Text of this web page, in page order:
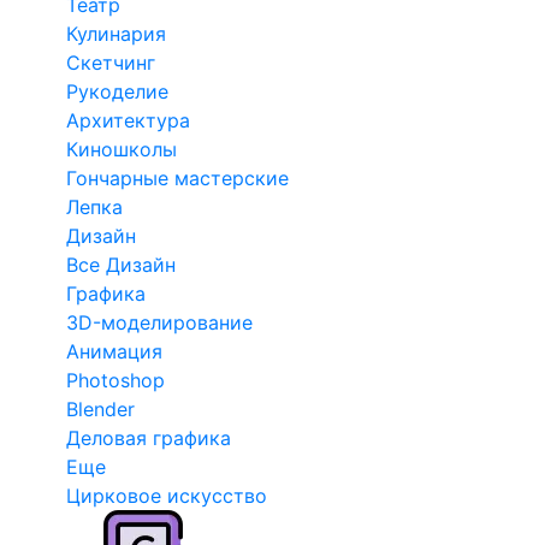
Театр
Кулинария
Скетчинг
Рукоделие
Архитектура
Киношколы
Гончарные мастерские
Лепка
Дизайн
Все Дизайн
Графика
3D-моделирование
Анимация
Photoshop
Blender
Деловая графика
Еще
Цирковое искусство